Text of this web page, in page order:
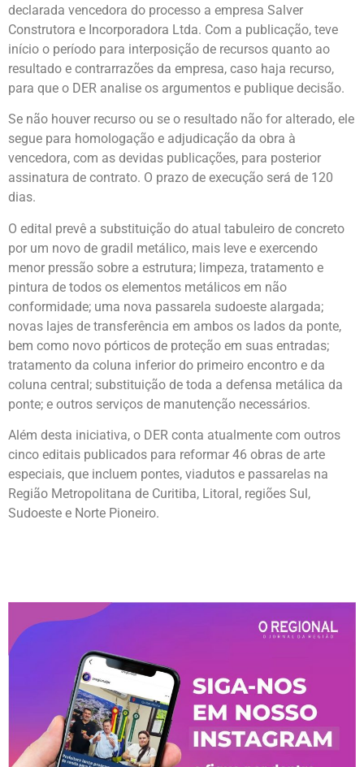
declarada vencedora do processo a empresa Salver
Construtora e Incorporadora Ltda. Com a publicação, teve
início o período para interposição de recursos quanto ao
resultado e contrarrazões da empresa, caso haja recurso,
para que o DER analise os argumentos e publique decisão.
Se não houver recurso ou se o resultado não for alterado, ele
segue para homologação e adjudicação da obra à
vencedora, com as devidas publicações, para posterior
assinatura de contrato. O prazo de execução será de 120
dias.
O edital prevê a substituição do atual tabuleiro de concreto
por um novo de gradil metálico, mais leve e exercendo
menor pressão sobre a estrutura; limpeza, tratamento e
pintura de todos os elementos metálicos em não
conformidade; uma nova passarela sudoeste alargada;
novas lajes de transferência em ambos os lados da ponte,
bem como novo pórticos de proteção em suas entradas;
tratamento da coluna inferior do primeiro encontro e da
coluna central; substituição de toda a defensa metálica da
ponte; e outros serviços de manutenção necessários.
Além desta iniciativa, o DER conta atualmente com outros
cinco editais publicados para reformar 46 obras de arte
especiais, que incluem pontes, viadutos e passarelas na
Região Metropolitana de Curitiba, Litoral, regiões Sul,
Sudoeste e Norte Pioneiro.